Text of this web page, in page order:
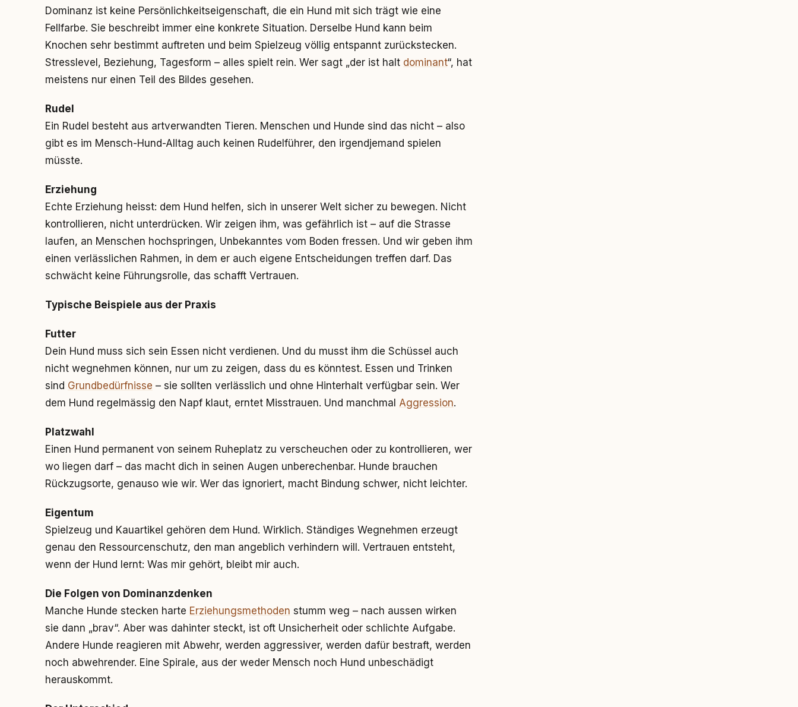
Dominanz ist keine Persönlichkeitseigenschaft, die ein Hund mit sich trägt wie eine
Fellfarbe. Sie beschreibt immer eine konkrete Situation. Derselbe Hund kann beim
Knochen sehr bestimmt auftreten und beim Spielzeug völlig entspannt zurückstecken.
Stresslevel, Beziehung, Tagesform – alles spielt rein. Wer sagt „der ist halt dominant“, hat
meistens nur einen Teil des Bildes gesehen.
Rudel
Ein Rudel besteht aus artverwandten Tieren. Menschen und Hunde sind das nicht – also
gibt es im Mensch-Hund-Alltag auch keinen Rudelführer, den irgendjemand spielen
müsste.
Erziehung
Echte Erziehung heisst: dem Hund helfen, sich in unserer Welt sicher zu bewegen. Nicht
kontrollieren, nicht unterdrücken. Wir zeigen ihm, was gefährlich ist – auf die Strasse
laufen, an Menschen hochspringen, Unbekanntes vom Boden fressen. Und wir geben ihm
einen verlässlichen Rahmen, in dem er auch eigene Entscheidungen treffen darf. Das
schwächt keine Führungsrolle, das schafft Vertrauen.
Typische Beispiele aus der Praxis
Futter
Dein Hund muss sich sein Essen nicht verdienen. Und du musst ihm die Schüssel auch
nicht wegnehmen können, nur um zu zeigen, dass du es könntest. Essen und Trinken
sind Grundbedürfnisse – sie sollten verlässlich und ohne Hinterhalt verfügbar sein. Wer
dem Hund regelmässig den Napf klaut, erntet Misstrauen. Und manchmal Aggression.
Platzwahl
Einen Hund permanent von seinem Ruheplatz zu verscheuchen oder zu kontrollieren, wer
wo liegen darf – das macht dich in seinen Augen unberechenbar. Hunde brauchen
Rückzugsorte, genauso wie wir. Wer das ignoriert, macht Bindung schwer, nicht leichter.
Eigentum
Spielzeug und Kauartikel gehören dem Hund. Wirklich. Ständiges Wegnehmen erzeugt
genau den Ressourcenschutz, den man angeblich verhindern will. Vertrauen entsteht,
wenn der Hund lernt: Was mir gehört, bleibt mir auch.
Die Folgen von Dominanzdenken
Manche Hunde stecken harte Erziehungsmethoden stumm weg – nach aussen wirken
sie dann „brav“. Aber was dahinter steckt, ist oft Unsicherheit oder schlichte Aufgabe.
Andere Hunde reagieren mit Abwehr, werden aggressiver, werden dafür bestraft, werden
noch abwehrender. Eine Spirale, aus der weder Mensch noch Hund unbeschädigt
herauskommt.